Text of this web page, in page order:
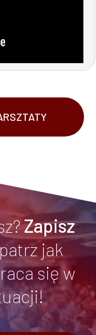
Zapisz
jak
się w